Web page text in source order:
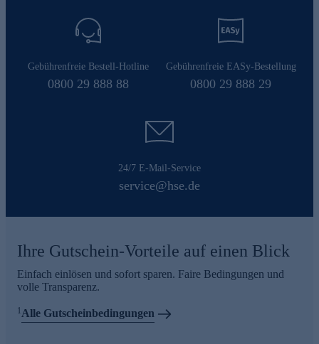
Gebührenfreie Bestell-Hotline
0800 29 888 88
Gebührenfreie EASy-Bestellung
0800 29 888 29
24/7 E-Mail-Service
service@hse.de
Ihre Gutschein-Vorteile auf einen Blick
Einfach einlösen und sofort sparen. Faire Bedingungen und
volle Transparenz.
1Alle Gutscheinbedingungen